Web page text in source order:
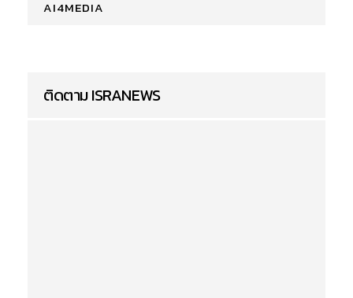
AI4MEDIA
ติดตาม ISRANEWS